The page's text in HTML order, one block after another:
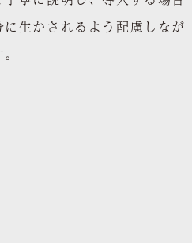
生かされるよう配慮しなが